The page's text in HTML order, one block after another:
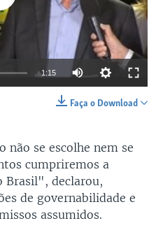
1:15
Faça o Download
se escolhe nem se
cumpriremos a
Brasil", declarou,
de governabilidade e
assumidos.